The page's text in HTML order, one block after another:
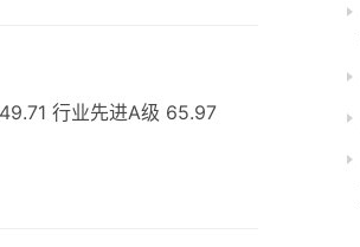
行业先进A级 65.97